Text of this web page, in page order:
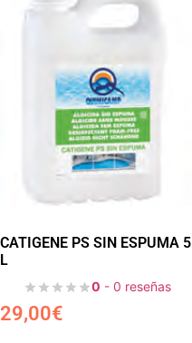
CATIGENE PS SIN ESPUMA 5
L
0 - 0 reseñas
29,00€